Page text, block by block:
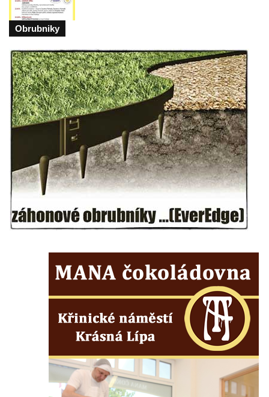
Socha Faun s medvíďaty v ZOO Dresden
Socha divokého prasete před vstupem do
Socha světce severně od Lužce nad
Vltavou
Pamětní kámen revitalizace Vltavy Vraňany
– Hořín u Lužce nad Vltavou
Strom svobody a památník 100 let republiky
a 30. výročí listopadu 1989 v Hrobčicích
Boží muka v parku před domem čp. 17 v
Hrobčicích
Sochy „Klaun a dívenka“ v parku v centru
Hrobčic
Socha svatého Antonína poustevníka v
Socha vodníka u požární nádrže v
Mirošovicích
Socha býka před areálem firmy 2JCP v
Račicích
Povodňový sloup II. v Dobříni
Pamětní kámen vodního díla Josefův Důl
Socha svatého Floriána na domě čp. 3 v
Obrubniky